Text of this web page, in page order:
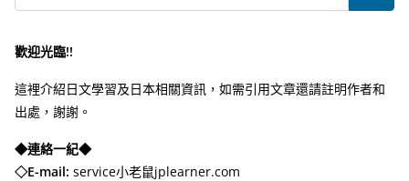
歡迎光臨!!
這裡介紹日文學習及日本相關資訊，如需引用文章還請註明作者和
出處，謝謝。
◆連絡一紀◆
◇E-mail: service小老鼠jplearner.com